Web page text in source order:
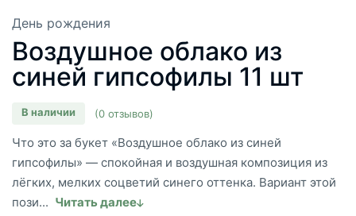
День рождения
Воздушное облако из
синей гипсофилы 11 шт
В наличии (0 отзывов)
Что это за букет «Воздушное облако из синей
гипсофилы» — спокойная и воздушная композиция из
лёгких, мелких соцветий синего оттенка. Вариант этой
пози... Читать далее